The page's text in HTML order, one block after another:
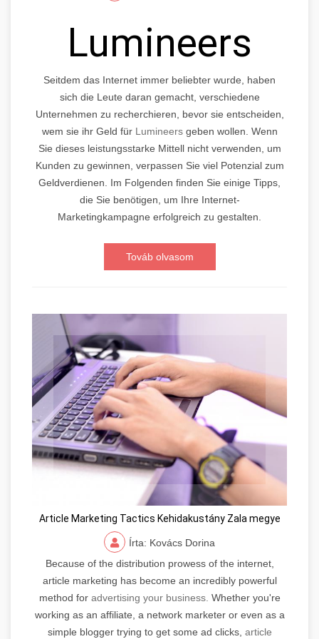
Lumineers
Seitdem das Internet immer beliebter wurde, haben
sich die Leute daran gemacht, verschiedene
Unternehmen zu recherchieren, bevor sie entscheiden,
wem sie ihr Geld für Lumineersgeben wollen. Wenn
Sie dieses leistungsstarke Mittell nicht verwenden, um
Kunden zu gewinnen, verpassen Sie viel Potenzial zum
Geldverdienen. Im Folgenden finden Sie einige Tipps,
die Sie benötigen, um Ihre Internet-
Marketingkampagne erfolgreich zu gestalten.
Továb olvasom
Article Marketing Tactics Kehidakustány Zala megye
Írta: Kovács Dorina
Because of the distribution prowess of the internet,
article marketing has become an incredibly powerful
method for advertising your business. Whether you're
working as an affiliate, a network marketer or even as a
simple blogger trying to get some ad clicks, article